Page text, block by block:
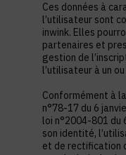
Ces données à
l’utilisateur sont
inwink. Elles
partenaires et
gestion de
l’utilisateur à un
Conformément à
n°78-17 du 6
loi n°2004-801 du
son identité,
et de rectification